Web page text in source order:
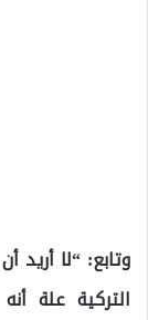
وتابع: “لا
التركية علة